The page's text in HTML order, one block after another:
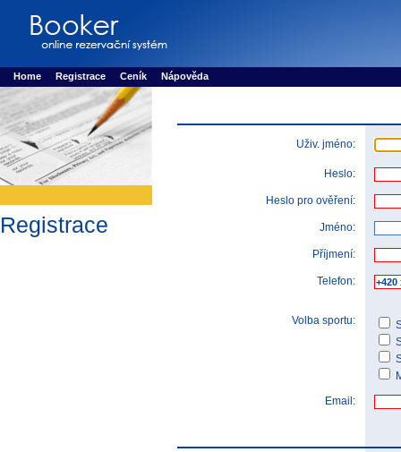
Rezervujse - Port�l pro online rezervace sportu
Home Registrace Ceník Nápověda
Registrace
Uživ. jméno:
Heslo:
Heslo pro ověření:
Jméno:
Příjmení:
Telefon:
Volba sportu:
Email: